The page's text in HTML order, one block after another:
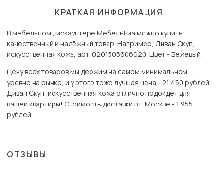
КРАТКАЯ ИНФОРМАЦИЯ
В мебельном дискаунтере МебельВиа можно купить
качественный и надёжный товар. Например, Диван Скуп,
искусственная кожа, арт. 0201505606020. Цвет - Бежевый.
Цену всех товаров мы держим на самом минимальном
уровне на рынке, и у этого тоже лучшая цена - 21 450 рублей.
Диван Скуп, искусственная кожа отлично подойдет для
вашей квартиры! Стоимость доставки в г. Москве - 1 955
рублей.
ОТЗЫВЫ